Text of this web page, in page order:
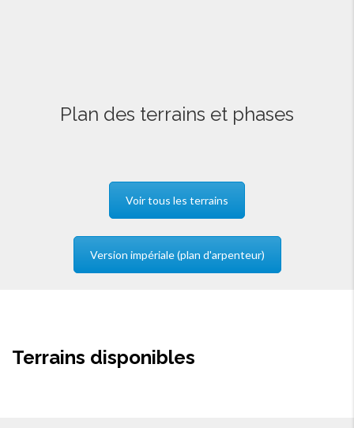
Plan des terrains et phases
Voir tous les terrains
Version impériale (plan d'arpenteur)
Terrains disponibles